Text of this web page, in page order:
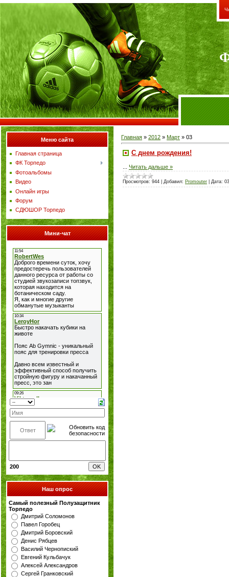
Меню сайта
Главная страница
ФК Торпедо
Фотоальбомы
Видео
Онлайн игры
Форум
СДЮШОР Торпедо
Мини-чат
200
Наш опрос
Самый полезный Полузащитник
Торпедо
Дмитрий Соломонов
Павел Горобец
Дмитрий Боровский
Денис Рябцев
Василий Чернопиский
Евгений Кульбачук
Алексей Александров
Сергей Гранковский
Главная » 2012 » Март » 03
С днем рождения!
Читать дальше »
Просмотров: 944 Добавил: Promouter Дата: